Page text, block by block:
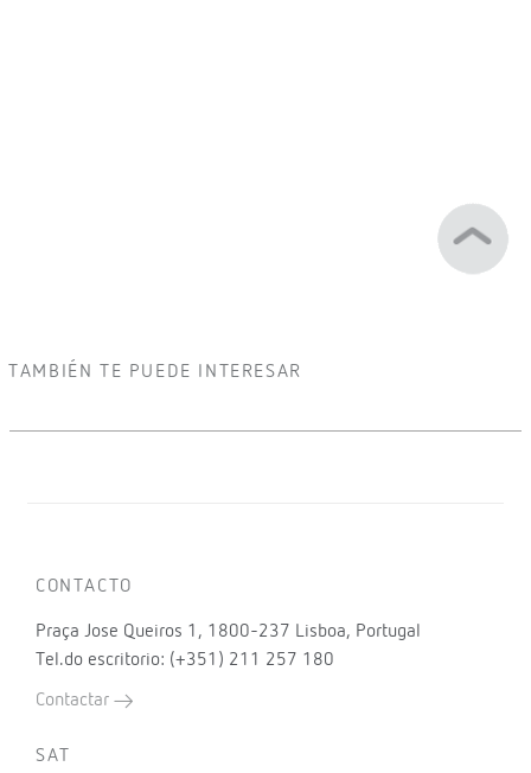
TAMBIÉN TE PUEDE INTERESAR
CONTACTO
Praça Jose Queiros 1, 1800-237 Lisboa, Portugal
Tel.do escritorio: (+351) 211 257 180
Contactar
SAT